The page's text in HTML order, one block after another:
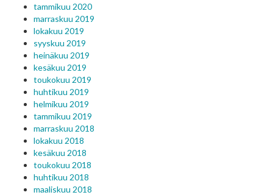
tammikuu 2020
marraskuu 2019
lokakuu 2019
syyskuu 2019
heinäkuu 2019
kesäkuu 2019
toukokuu 2019
huhtikuu 2019
helmikuu 2019
tammikuu 2019
marraskuu 2018
lokakuu 2018
kesäkuu 2018
toukokuu 2018
huhtikuu 2018
maaliskuu 2018